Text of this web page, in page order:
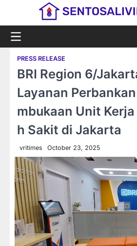
PRESS RELEASE
BRI Region 6/
Layanan
mbukaan Unit Kerja
h Sakit di Jakarta
vritimes October 23, 2025